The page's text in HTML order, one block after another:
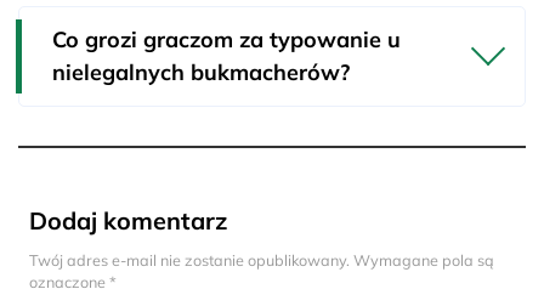
Co grozi graczom za typowanie u
nielegalnych bukmacherów?
Dodaj komentarz
Twój adres e-mail nie zostanie opublikowany. Wymagane pola są
oznaczone*